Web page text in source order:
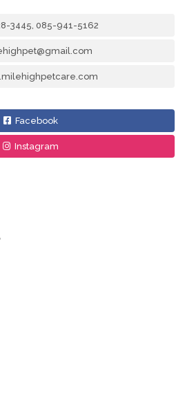
3445, 085-941-5162
Facebook
Instagram